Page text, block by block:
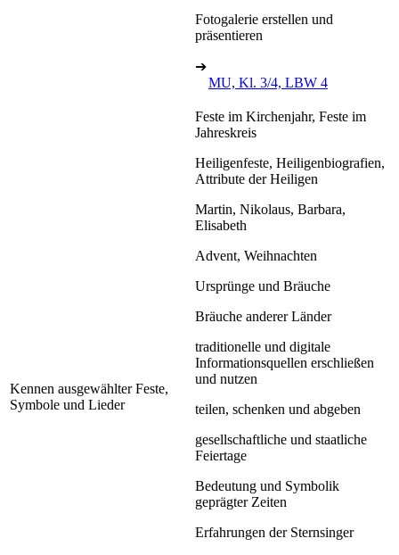
Fotogalerie erstellen und
präsentieren
➔
MU, Kl. 3/4, LBW 4
Kennen ausgewählter Feste,
Symbole und Lieder
Feste im Kirchenjahr, Feste im
Jahreskreis
Heiligenfeste, Heiligenbiografien,
Attribute der Heiligen
Martin, Nikolaus, Barbara,
Elisabeth
Advent, Weihnachten
Ursprünge und Bräuche
Bräuche anderer Länder
traditionelle und digitale
Informationsquellen erschließen
und nutzen
teilen, schenken und abgeben
gesellschaftliche und staatliche
Feiertage
Bedeutung und Symbolik
geprägter Zeiten
Erfahrungen der Sternsinger